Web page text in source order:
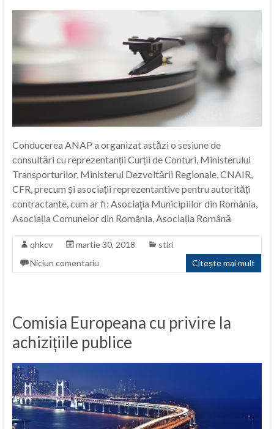
Conducerea ANAP a organizat astăzi o sesiune de
consultări cu reprezentanții Curții de Conturi, Ministerului
Transporturilor, Ministerul Dezvoltării Regionale, CNAIR,
CFR, precum și asociații reprezentantive pentru autorități
contractante, cum ar fi: Asociaţia Municipiilor din România,
Asociația Comunelor din România, Asociația Română
qhkcv martie 30, 2018
stiri
Niciun comentariu
Citește mai mult
Comisia Europeana cu privire la
achizițiile publice